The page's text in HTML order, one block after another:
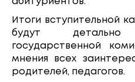
Итоги вступительной
будут детально
государственной
мнения всех
родителей, педагогов.